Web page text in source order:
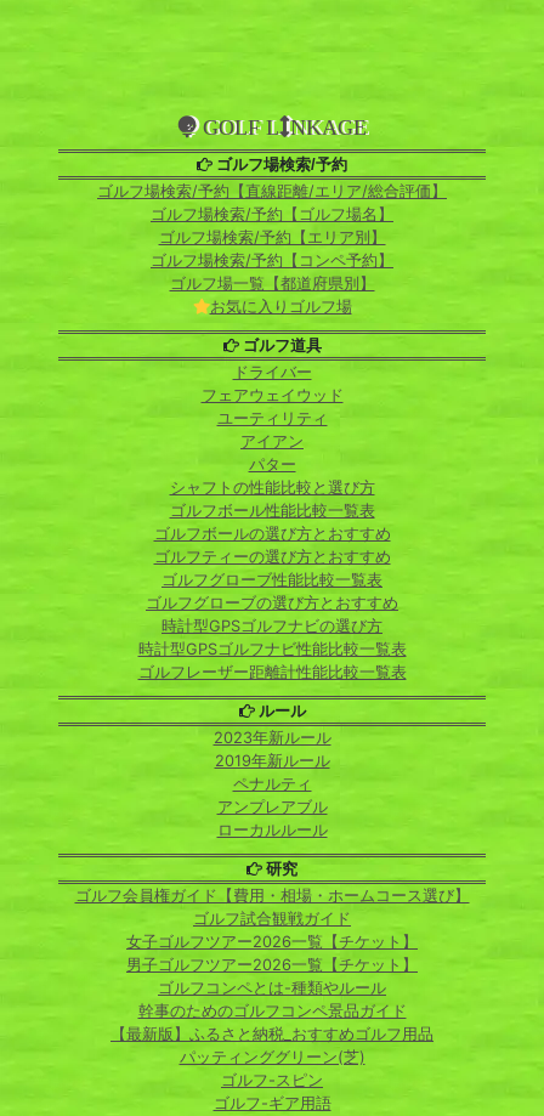
GOLF L NKAGE
ゴルフ場検索/予約
ゴルフ場検索/予約【直線距離/エリア/総合評価】
ゴルフ場検索/予約【ゴルフ場名】
ゴルフ場検索/予約【エリア別】
ゴルフ場検索/予約【コンペ予約】
ゴルフ場一覧【都道府県別】
お気に入りゴルフ場
ゴルフ道具
ドライバー
フェアウェイウッド
ユーティリティ
アイアン
パター
シャフトの性能比較と選び方
ゴルフボール性能比較一覧表
ゴルフボールの選び方とおすすめ
ゴルフティーの選び方とおすすめ
ゴルフグローブ性能比較一覧表
ゴルフグローブの選び方とおすすめ
時計型GPSゴルフナビの選び方
時計型GPSゴルフナビ性能比較一覧表
ゴルフレーザー距離計性能比較一覧表
ルール
2023年新ルール
2019年新ルール
ペナルティ
アンプレアブル
ローカルルール
研究
ゴルフ会員権ガイド【費用・相場・ホームコース選び】
ゴルフ試合観戦ガイド
女子ゴルフツアー2026一覧【チケット】
男子ゴルフツアー2026一覧【チケット】
ゴルフコンペとは-種類やルール
幹事のためのゴルフコンペ景品ガイド
【最新版】ふるさと納税_おすすめゴルフ用品
パッティンググリーン(芝)
ゴルフ-スピン
ゴルフ-ギア用語